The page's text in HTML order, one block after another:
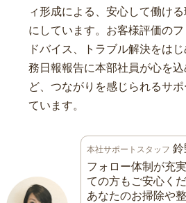
ィ形成による、安心して働け
にしています。お客様評価の
ドバイス、トラブル解決をは
務日報報告に本部社員が心を
ど、つながりを感じられるサ
ています。
本社サポートスタッフ 鈴
フォロー体制が充
ての方もご安心くだ
あなたのお掃除や